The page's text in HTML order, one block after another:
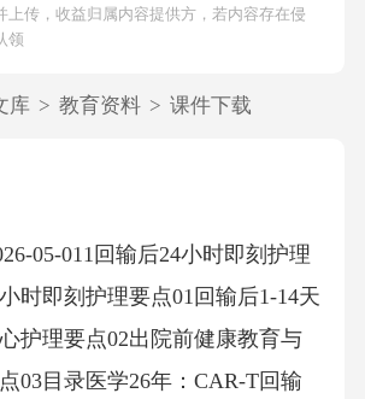
上传，收益归属内容提供方，若内容存在侵
领
库 > 教育资料 > 课件下载
05-011回输后24小时即刻护理
时即刻护理要点01回输后1-14天
护理要点02出院前健康教育与
03目录医学26年：CAR-T回输